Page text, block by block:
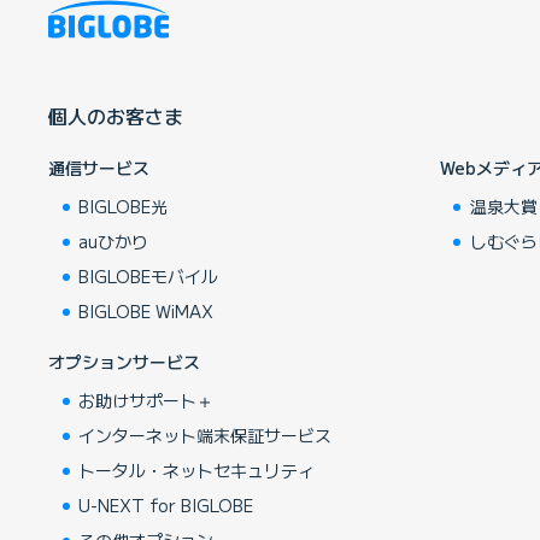
個人のお客さま
通信サービス
BIGLOBE光
auひかり
BIGLOBEモバイル
BIGLOBE WiMAX
オプションサービス
お助けサポート＋
インターネット端末保証サービス
トータル・ネットセキュリティ
U-NEXT for BIGLOBE
Webメディ
温泉大賞
しむぐ